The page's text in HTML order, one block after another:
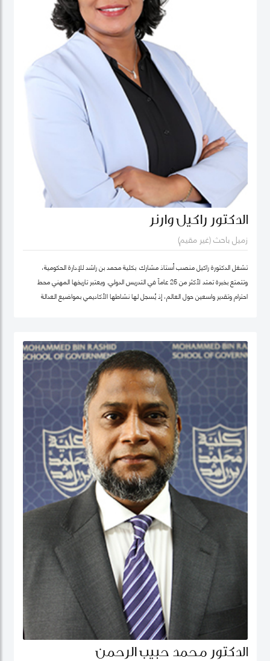
الدكتور راكيل وارنر
زميل باحث (غير مقيم)
تشغل الدكتورة راكيل منصب أستاذ مشارك بكلية محمد بن راشد للإدارة الحكومية،
وتتمتع بخبرة تمتد لأكثر من 25 عاماً في التدريس الدولي. ويعتبر تاريخها المهني محط
احترام وتقدير واسعين حول العالم، إذ يُسجل لها نشاطها الأكاديمي بمواضيع العدالة
مساعدة تعليمية.
الدكتور محمد حبيب الرحمن